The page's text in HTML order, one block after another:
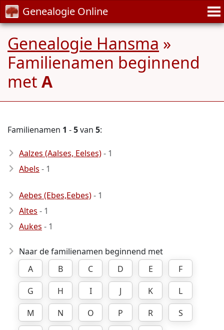
Genealogie Online
Genealogie Hansma »
Familienamen beginnend
met A
Familienamen 1 -5van 5:
Aalzes (Aalses, Eelses)- 1
Abels - 1
Aebes (Ebes,Eebes)- 1
Altes - 1
Aukes - 1
Naar de familienamen beginnend met
A
B C D E
F
G
H I J K
L
M
N O P R
S